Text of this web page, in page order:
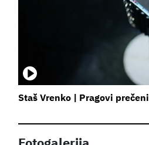
Staš Vrenko | Pragovi prečeni